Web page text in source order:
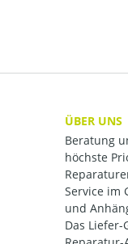
ÜBER UNS
Beratung
höchste
Service im
und
Das